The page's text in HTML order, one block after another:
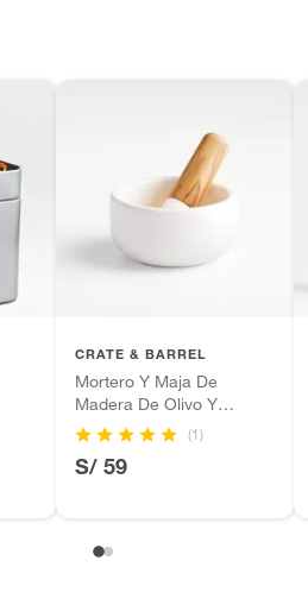
restricciones y algunas
hormigón, albañilería.
blanca, colchones, muebles,
vitaminas.
CRATE & BARREL
Mortero Y Maja De
Madera De Olivo Y
Cerámica
(1)
S/ 59